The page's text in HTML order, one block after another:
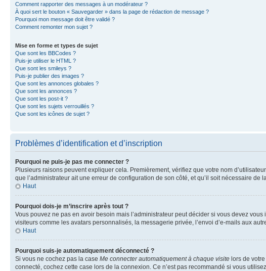
Comment rapporter des messages à un modérateur ?
À quoi sert le bouton « Sauvegarder » dans la page de rédaction de message ?
Pourquoi mon message doit être validé ?
Comment remonter mon sujet ?
Mise en forme et types de sujet
Que sont les BBCodes ?
Puis-je utiliser le HTML ?
Que sont les smileys ?
Puis-je publier des images ?
Que sont les annonces globales ?
Que sont les annonces ?
Que sont les post-it ?
Que sont les sujets verrouillés ?
Que sont les icônes de sujet ?
Problèmes d’identification et d’inscription
Pourquoi ne puis-je pas me connecter ?
Plusieurs raisons peuvent expliquer cela. Premièrement, vérifiez que votre nom
que l’administrateur ait une erreur de configuration de son côté, et qu’il soit nécessaire de
Haut
Pourquoi dois-je m’inscrire après tout ?
Vous pouvez ne pas en avoir besoin mais l’administrateur peut décider si vous devez
visiteurs comme les avatars personnalisés, la messagerie privée, l’envoi d’e-mails aux
Haut
Pourquoi suis-je automatiquement déconnecté ?
Si vous ne cochez pas la case Me connecter automatiquement à chaque visite lors de
connecté, cochez cette case lors de la connexion. Ce n’est pas recommandé si vous